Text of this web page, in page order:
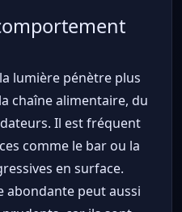
lumière pénètre plus
chaîne alimentaire, du
Il est fréquent
comme le bar ou la
en surface.
abondante peut aussi